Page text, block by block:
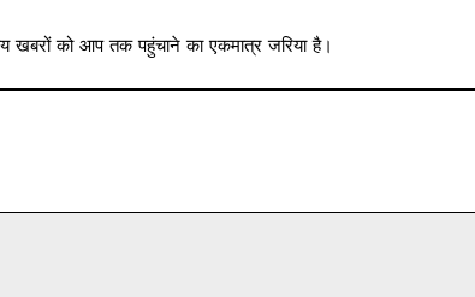
खबरों को आप तक पहुंचाने का एकमात्र जरिया है।